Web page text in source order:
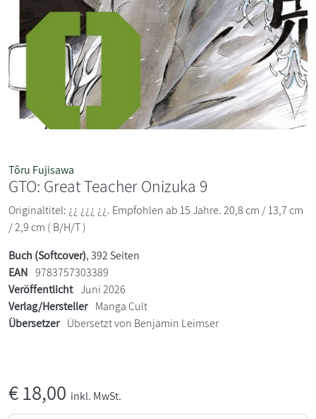
Tôru Fujisawa
GTO: Great Teacher Onizuka 9
Originaltitel: ¿¿ ¿¿¿ ¿¿. Empfohlen ab 15 Jahre. 20,8 cm / 13,7 cm
/ 2,9 cm ( B/H/T )
Buch (Softcover), 392 Seiten
EAN 9783757303389
Veröffentlicht Juni 2026
Verlag/Hersteller Manga Cult
Übersetzer Übersetzt von Benjamin Leimser
€18,00 inkl. MwSt.